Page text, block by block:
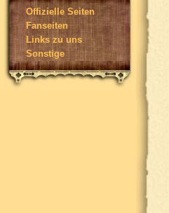
Offizielle Seiten
Fanseiten
Links zu uns
Sonstige